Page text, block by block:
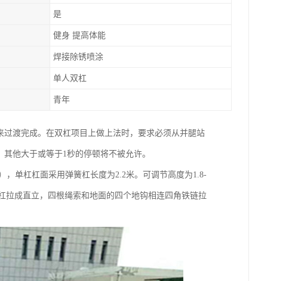
是
健身 提高体能
焊接除锈喷涂
单人双杠
青年
渡完成。在双杠项目上做上法时，要求必须从并腿站
他大于或等于1秒的停顿将不被允许。
，单杠杠面采用弹簧杠长度为2.2米。可调节高度为1.8-
拉成直立，四根绳索和地面的四个地钩相连四角铁链拉